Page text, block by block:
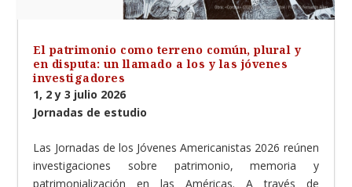
El patrimonio como terreno común, plural y
en disputa: un llamado a los y las jóvenes
investigadores
1, 2 y 3 julio 2026
Jornadas de estudio
Las Jornadas de los Jóvenes Americanistas 2026 reúnen
investigaciones sobre patrimonio, memoria y
patrimonialización en las Américas. A través de